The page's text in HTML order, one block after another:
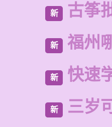
新 古筝
新 福州
新 快速
新 三岁